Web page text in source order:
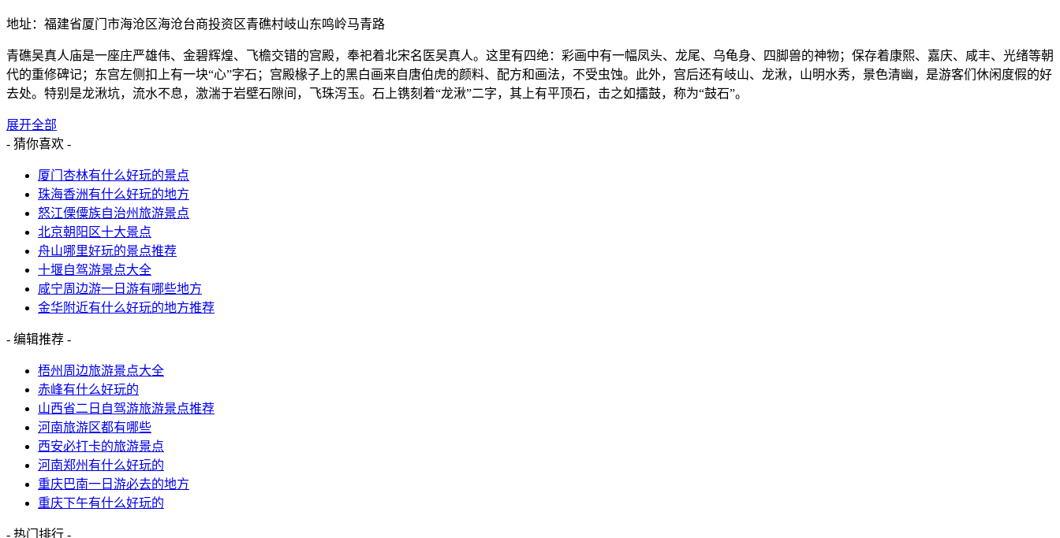
地址：福建省厦门市海沧区海沧台商投资区青礁村岐山东鸣岭马青路
青礁吴真人庙是一座庄严雄伟、金碧辉煌、飞檐交错的宫殿，奉祀着北宋名医吴真人。这里有四绝：彩画中有一幅凤头、龙尾、乌龟身、四脚兽的神物；保存着康熙、嘉庆、咸丰、光绪等朝
代的重修碑记；东宫左侧扣上有一块“心”字石；宫殿椽子上的黑白画来自唐伯虎的颜料、配方和画法，不受虫蚀。此外，宫后还有岐山、龙湫，山明水秀，景色清幽，是游客们休闲度假的好
去处。特别是龙湫坑，流水不息，激湍于岩壁石隙间，飞珠泻玉。石上镌刻着“龙湫”二字，其上有平顶石，击之如擂鼓，称为“鼓石”。
展开全部
- 猜你喜欢 -
厦门杏林有什么好玩的景点
珠海香洲有什么好玩的地方
怒江傈僳族自治州旅游景点
北京朝阳区十大景点
舟山哪里好玩的景点推荐
十堰自驾游景点大全
咸宁周边游一日游有哪些地方
金华附近有什么好玩的地方推荐
- 编辑推荐 -
梧州周边旅游景点大全
赤峰有什么好玩的
山西省二日自驾游旅游景点推荐
河南旅游区都有哪些
西安必打卡的旅游景点
河南郑州有什么好玩的
重庆巴南一日游必去的地方
重庆下午有什么好玩的
- 热门排行 -